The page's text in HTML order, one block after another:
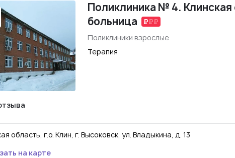
Поликлиника № 4. Клинская
больница
Поликлиники взрослые
Терапия
область, г.о. Клин, г. Высоковск, ул. Владыкина, д. 13
на карте